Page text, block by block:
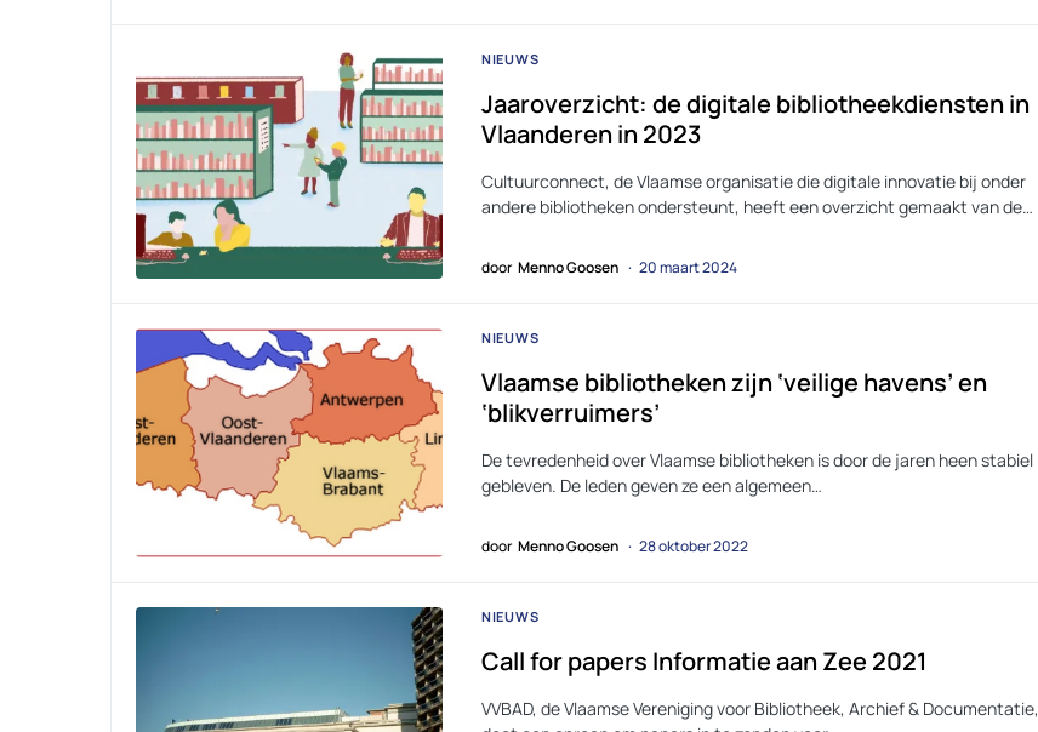
NIEUWS
Jaaroverzicht: de digitale bibliotheekdiensten in
Vlaanderen in 2023
Cultuurconnect, de Vlaamse organisatie die digitale innovatie bij onder
andere bibliotheken ondersteunt, heeft een overzicht gemaakt van de…
door Menno Goosen 20 maart 2024
NIEUWS
Vlaamse bibliotheken zijn ‘veilige havens’ en
‘blikverruimers’
De tevredenheid over Vlaamse bibliotheken is door de jaren heen stabiel
gebleven. De leden geven ze een algemeen…
door Menno Goosen 28 oktober 2022
NIEUWS
Call for papers Informatie aan Zee 2021
VVBAD, de Vlaamse Vereniging voor Bibliotheek, Archief & Documentatie,